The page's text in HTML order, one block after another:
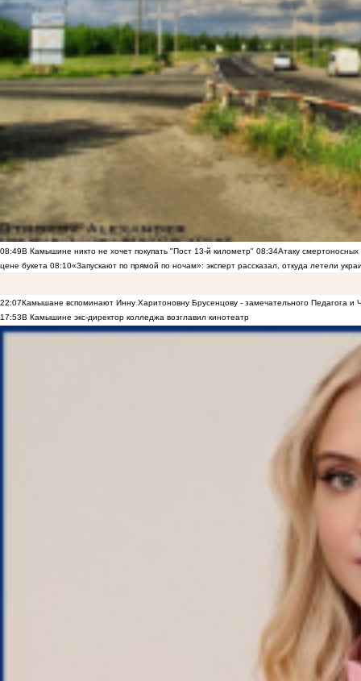
08:49В Камышине никто не хочет покупать "Пост 13-й километр" 08:34Атаку
цене букета 08:10«Запускают по прямой по ночам»: эксперт рассказал, откуда летели
22:07Камышане вспоминают Инну Харитоновну Брусенцову - замечательного Педагога и
17:53В Камышине экс-директор колледжа возглавил кинотеатр